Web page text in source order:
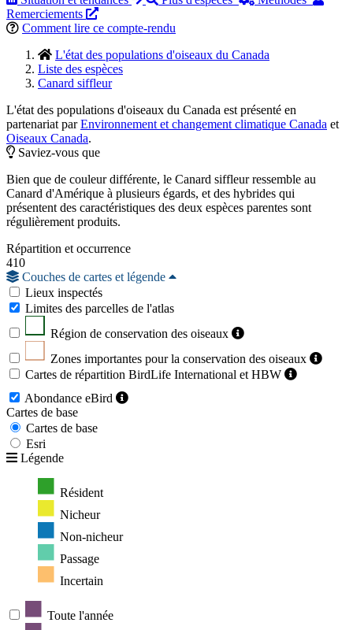
Remerciements
Comment lire ce compte-rendu
L'état des populations d'oiseaux du Canada
Liste des espèces
Canard siffleur
L'état des populations d'oiseaux du Canada est présenté en
partenariat parEnvironnement et changement climatique Canada et
Oiseaux Canada.
Saviez-vous que
Bien que de couleur différente, le Canard siffleur ressemble au
Canard d'Amérique à plusieurs égards, et des hybrides qui
présentent des caractéristiques des deux espèces parentes sont
régulièrement produits.
Répartition et occurrence
410
Couches de cartes et légende
Lieux inspectés
Limites des parcelles de l'atlas
Région de conservation des oiseaux
Zones importantes pour la conservation des oiseaux
Cartes de répartition BirdLife International et HBW
Abondance eBird
Cartes de base
Cartes de base
Esri
Légende
Résident
Nicheur
Non-nicheur
Passage
Incertain
Toute l'année